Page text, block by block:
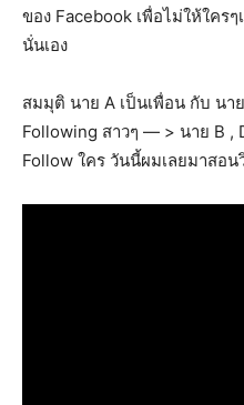
ของ Facebook เพื่อไม่ให้ใครๆ
นั่นเอง
สมมุติ นาย A เป็นเพื่อน กับ นา
Following สาวๆ — > นาย B ,
Follow ใคร วันนี้ผมเลยมาสอ